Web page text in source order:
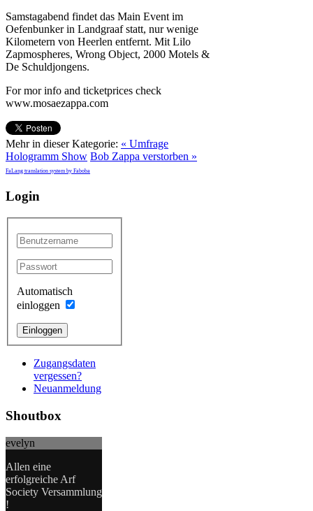
Samstagabend findet das Main Event im
Oefenbunker in Landgraaf statt, nur wenige
Kilometern von Heerlen entfernt. Mit Lilo
Zapmospheres, Wrong Object, 2000 Motels &
De Schuldjongens.
For mor info and ticketprices check
www.mosaezappa.com
Mehr in dieser Kategorie: « Umfrage
Hologramm Show Bob Zappa verstorben »
FaLang translation system by Faboba
Login
Automatisch
einloggen
Einloggen
Zugangsdaten
vergessen?
Neuanmeldung
Shoutbox
evelyn
Allen eine
erfolgreiche Arf
Society Versammlung
!